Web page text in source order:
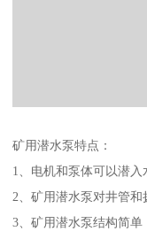
矿用潜水泵特点：
1、电机和泵体可以潜入
2、矿用潜水泵对井管和
3、矿用潜水泵结构简单